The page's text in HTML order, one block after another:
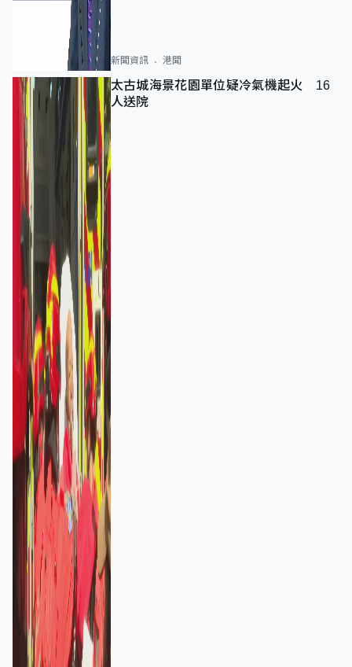
新聞資訊 港聞
太古城海景花園單位疑冷氣機起火 16
人送院